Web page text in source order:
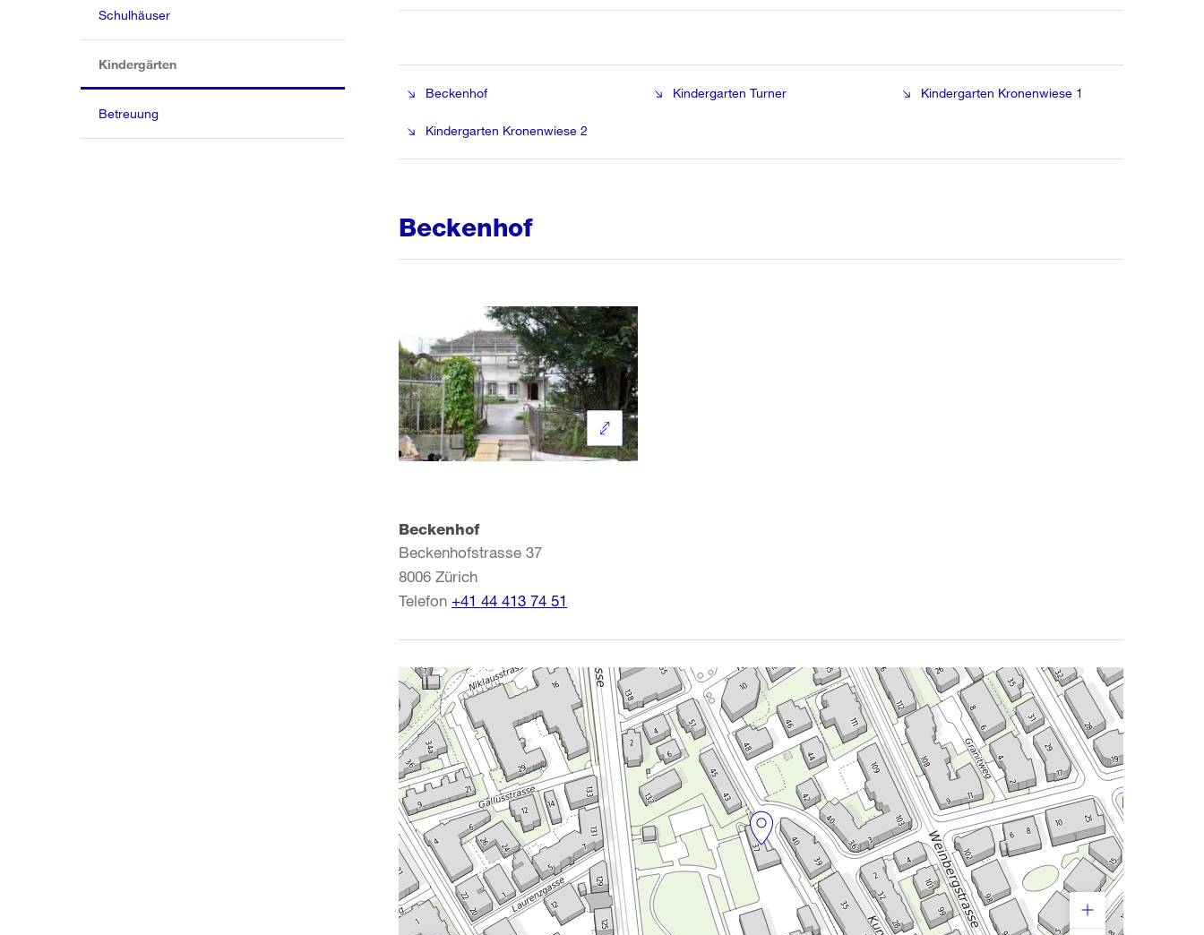
Beckenhof Kindergarten Turner Kindergarten Kronenwiese 1
Kindergarten Kronenwiese 2
Beckenhof
Beckenhof
Beckenhofstrasse 37
8006Zürich
Telefon +41 44 413 74 51
Schulhäuser
Kindergärten(aktiv)
Betreuung